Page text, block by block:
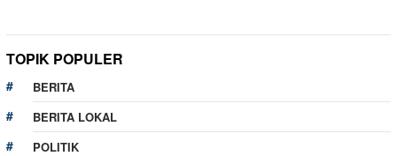
TOPIK POPULER
BERITA
BERITA LOKAL
POLITIK